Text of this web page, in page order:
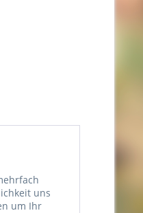
uns
um Ihr